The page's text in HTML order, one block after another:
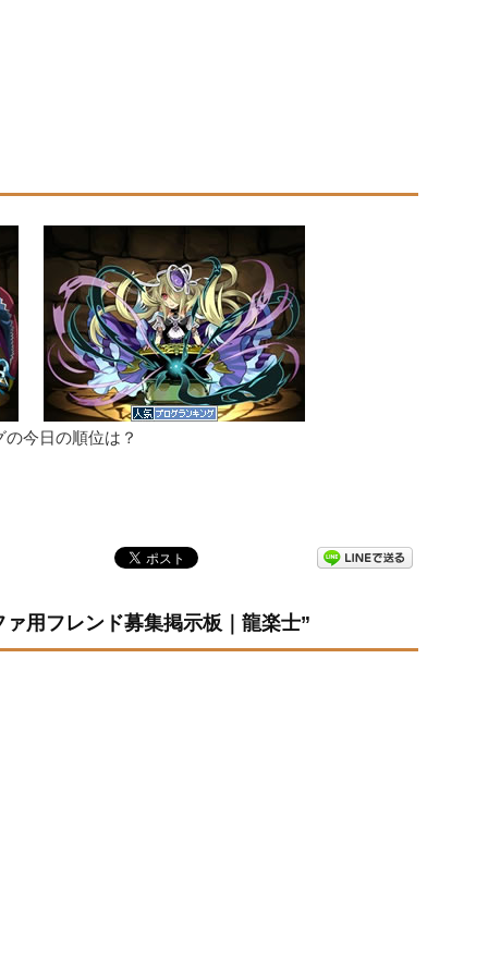
の今日の順位は？
用フレンド募集掲示板｜龍楽士”